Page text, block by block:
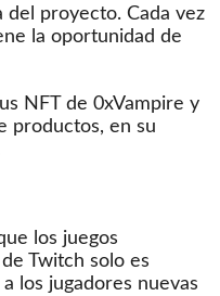
del proyecto. Cada vez
la oportunidad de
NFT de 0xVampire y
productos, en su
los juegos
Twitch solo es
los jugadores nuevas